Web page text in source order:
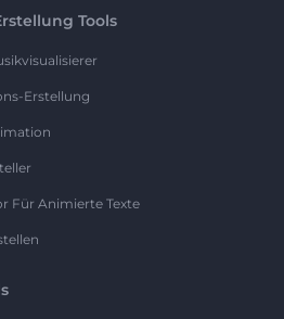
Tools
Erstellung
Für Animierte Texte